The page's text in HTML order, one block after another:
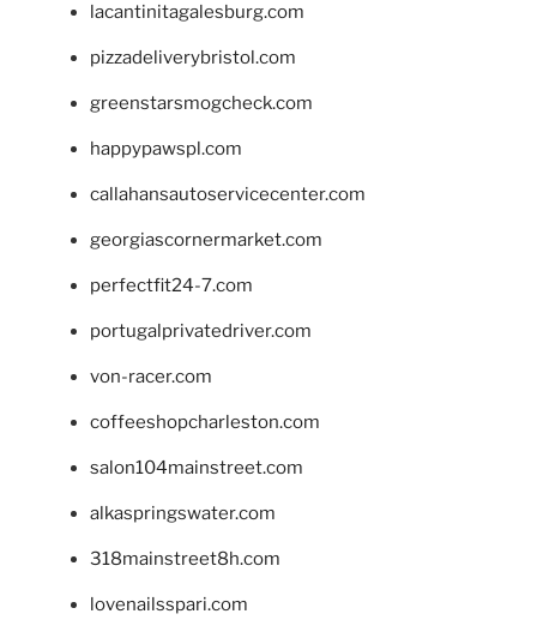
lacantinitagalesburg.com
pizzadeliverybristol.com
greenstarsmogcheck.com
happypawspl.com
callahansautoservicecenter.com
georgiascornermarket.com
perfectfit24-7.com
portugalprivatedriver.com
von-racer.com
coffeeshopcharleston.com
salon104mainstreet.com
alkaspringswater.com
318mainstreet8h.com
lovenailsspari.com